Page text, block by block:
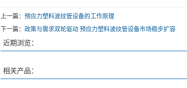
上一篇： 预应力塑料波纹管设备的工作原理
下一篇： 政策与需求双轮驱动 预应力塑料波纹管设备市场稳步扩容
近期浏览：
相关产品：